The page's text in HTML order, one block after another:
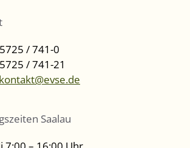
/ 741-0
/ 741-21
kontakt@evse.de
Saalau